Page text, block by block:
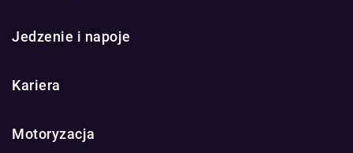
Jedzenie i napoje
Kariera
Motoryzacja